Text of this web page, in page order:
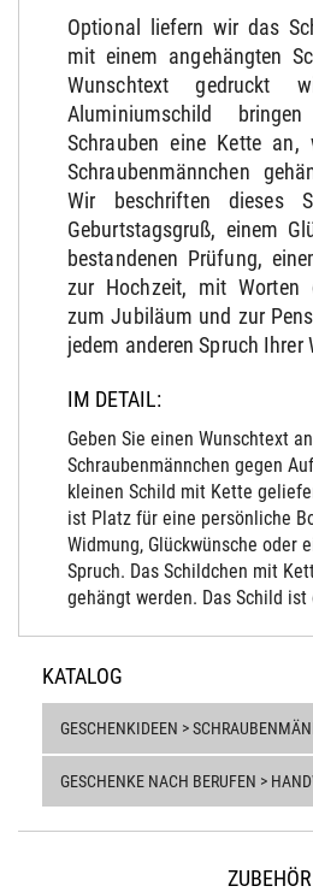
Optional liefern wir das
mit einem angehängten
Wunschtext gedruckt
Aluminiumschild
Schrauben eine Kette
Schraubenmännchen
Wir beschriften dieses
Geburtstagsgruß, einem
bestandenen Prüfung,
zur Hochzeit, mit Worten
zum Jubiläum und zur
jedem anderen Spruch Ihrer
IM DETAIL:
Geben Sie einen Wunschtext
Schraubenmännchen gegen
kleinen Schild mit Kette
ist Platz für eine persönliche
Widmung, Glückwünsche oder
Spruch. Das Schildchen mit
gehängt werden. Das Schild ist
KATALOG
GESCHENKIDEEN >
GESCHENKE NACH BERUFEN >
ZUBEHÖR